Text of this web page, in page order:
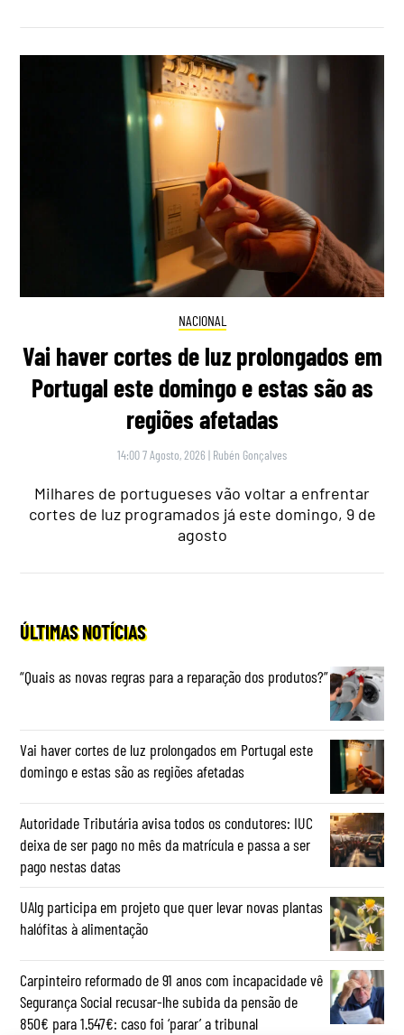
NACIONAL
Vai haver cortes de luz prolongados em
Portugal este domingo e estas são as
regiões afetadas
14:00 7 Agosto, 2026 | Rubén Gonçalves
Milhares de portugueses vão voltar a enfrentar
cortes de luz programados já este domingo, 9 de
agosto
ÚLTIMAS NOTÍCIAS
“Quais as novas regras para a reparação dos produtos?”
Vai haver cortes de luz prolongados em Portugal este
domingo e estas são as regiões afetadas
Autoridade Tributária avisa todos os condutores: IUC
deixa de ser pago no mês da matrícula e passa a ser
pago nestas datas
UAlg participa em projeto que quer levar novas plantas
halófitas à alimentação
Carpinteiro reformado de 91 anos com incapacidade vê
Segurança Social recusar-lhe subida da pensão de
850€ para 1.547€: caso foi ‘parar’ a tribunal